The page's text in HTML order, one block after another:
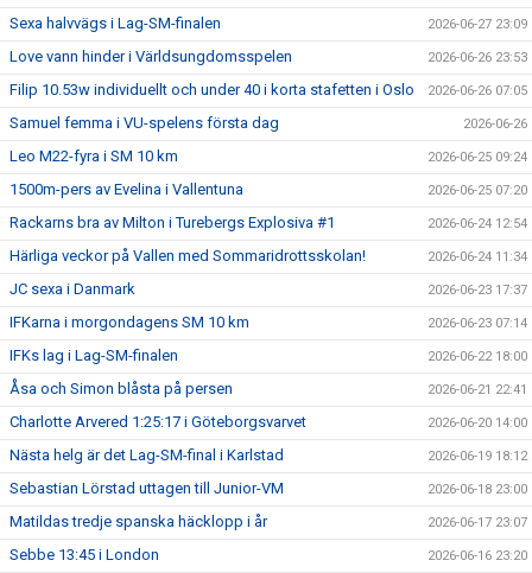
Sexa halvvägs i Lag-SM-finalen 2026-06-27 23:09
Love vann hinder i Världsungdomsspelen 2026-06-26 23:53
Filip 10.53w individuellt och under 40 i korta stafetten i Oslo 2026-06-26 07:05
Samuel femma i VU-spelens första dag 2026-06-26
Leo M22-fyra i SM 10 km 2026-06-25 09:24
1500m-pers av Evelina i Vallentuna 2026-06-25 07:20
Rackarns bra av Milton i Turebergs Explosiva #1 2026-06-24 12:54
Härliga veckor på Vallen med Sommaridrottsskolan! 2026-06-24 11:34
JC sexa i Danmark 2026-06-23 17:37
IFKarna i morgondagens SM 10 km 2026-06-23 07:14
IFKs lag i Lag-SM-finalen 2026-06-22 18:00
Åsa och Simon blåsta på persen 2026-06-21 22:41
Charlotte Arvered 1:25:17 i Göteborgsvarvet 2026-06-20 14:00
Nästa helg är det Lag-SM-final i Karlstad 2026-06-19 18:12
Sebastian Lörstad uttagen till Junior-VM 2026-06-18 23:00
Matildas tredje spanska häcklopp i år 2026-06-17 23:07
Sebbe 13:45 i London 2026-06-16 23:20